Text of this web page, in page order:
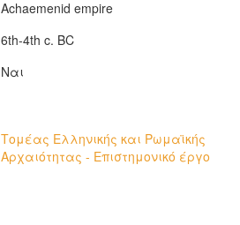
Achaemenid empire
6th-4th c. BC
Ναι
Τομέας Ελληνικής και Ρωμαϊκής
Αρχαιότητας - Επιστημονικό έργο